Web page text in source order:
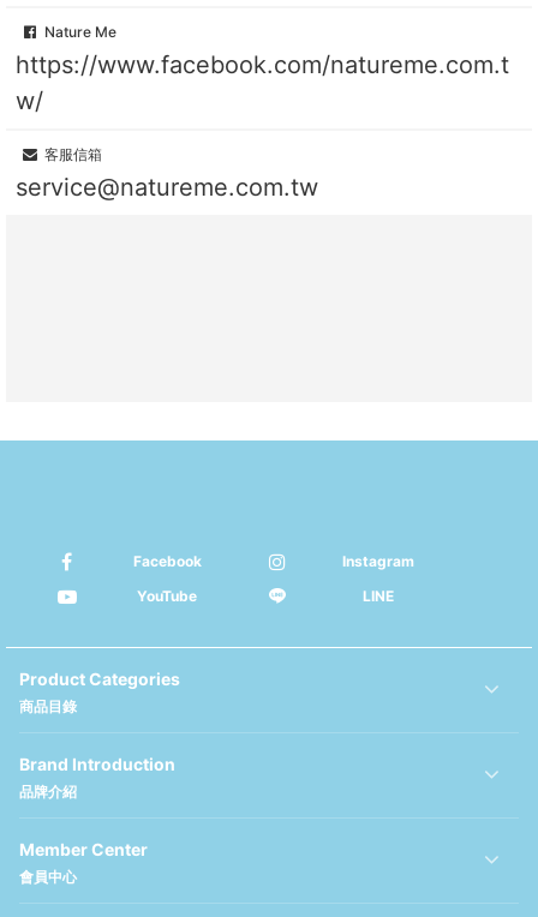
Nature Me
https://www.facebook.com/natureme.com.t
w/
客服信箱
service@natureme.com.tw
Facebook
Instagram
YouTube
LINE
Product Categories
商品目錄
Brand Introduction
品牌介紹
Member Center
會員中心